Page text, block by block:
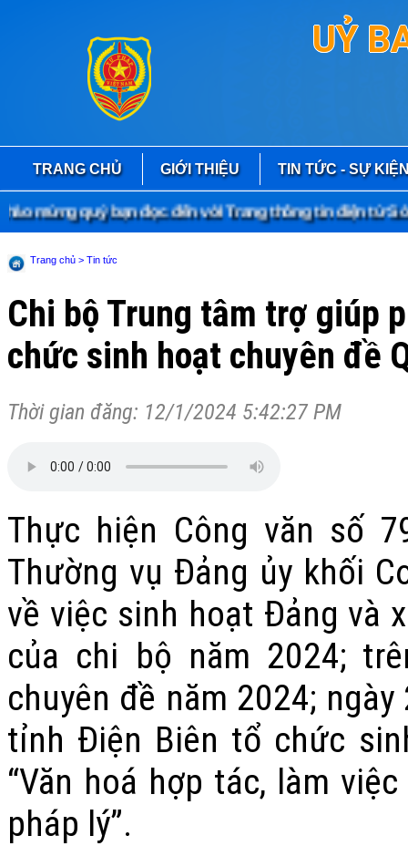
UỶ
TRANG CHỦ GIỚI THIỆU TIN TỨC - SỰ
mừng quý bạn đọc đến với Trang thông tin điện tử Sở
Trang chủ > Tin tức
Chi bộ Trung tâm trợ giúp
chức sinh hoạt chuyên đề
Thời gian đăng: 12/1/2024 5:42:27 PM
Thực hiện Công văn số
Thường vụ Đảng ủy khối
về việc sinh hoạt Đảng và
của chi bộ năm 2024;
chuyên đề năm 2024;
tỉnh Điện Biên tổ chức
“Văn hoá hợp tác, làm
pháp lý”.